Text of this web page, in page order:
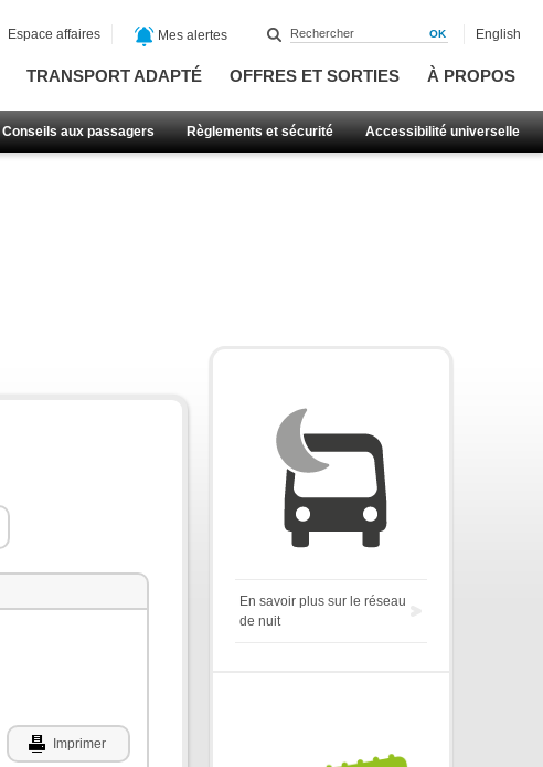
TRANSPORT ADAPTÉ OFFRES ET SORTIES À PROPOS
Conseils aux passagers Règlements et sécurité Accessibilité universelle
Espace affaires Mes alertes English
Imprimer
En savoir plus sur le réseau
de nuit